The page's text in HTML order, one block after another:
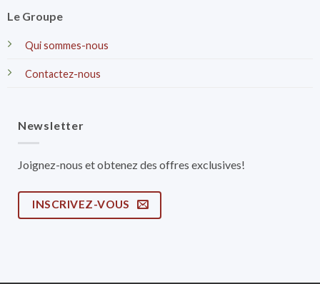
Le Groupe
Qui sommes-nous
Contactez-nous
Newsletter
Joignez-nous et obtenez des offres exclusives!
INSCRIVEZ-VOUS